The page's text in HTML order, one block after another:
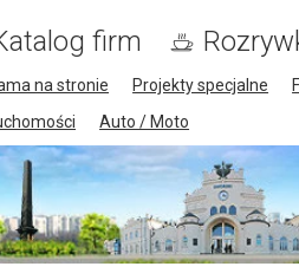
firm
na stronie Projekty specjalne
Auto / Moto